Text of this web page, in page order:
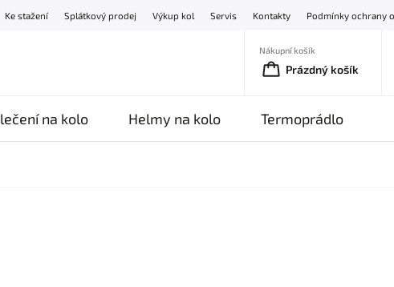
Ke stažení Splátkový prodej Výkup kol Servis Kontakty Podmínky ochrany
Nákupní košík
Prázdný košík
na kolo Helmy na kolo Termoprádlo